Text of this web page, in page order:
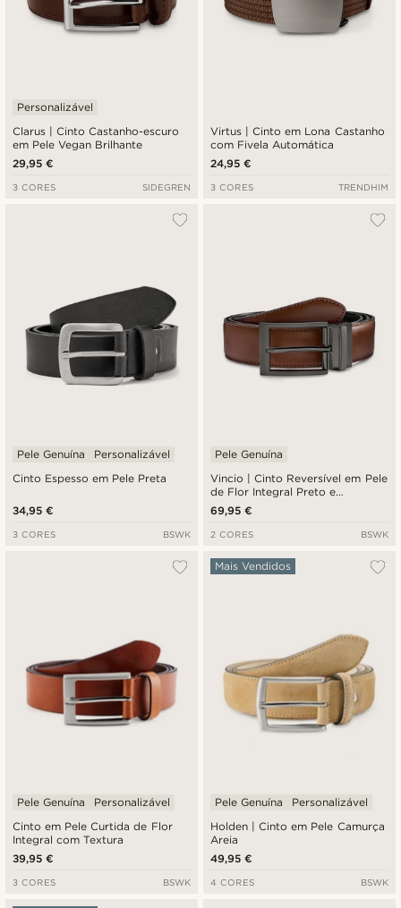
Clarus | Cinto Castanho-escuro
em Pele Vegan Brilhante
Personalizável
29,95 €
3 CORES SIDEGREN
Virtus | Cinto em Lona Castanho
com Fivela Automática
24,95 €
3 CORES TRENDHIM
Cinto Espesso em Pele Preta
Pele Genuína Personalizável
34,95 €
3 CORES BSWK
Vincio | Cinto Reversível em Pele
de Flor Integral Preto e
Castanho
Pele Genuína
69,95 €
2 CORES BSWK
Cinto em Pele Curtida de Flor
Integral com Textura
Pele Genuína Personalizável
39,95 €
3 CORES BSWK
Holden | Cinto em Pele Camurça
Areia
Mais Vendidos
Pele Genuína Personalizável
49,95 €
4 CORES BSWK